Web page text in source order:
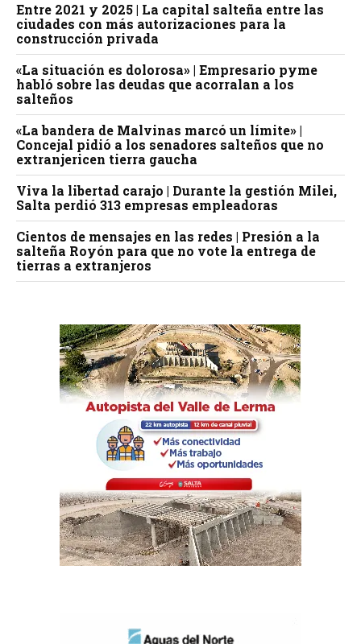
Entre 2021 y 2025 | La capital salteña entre las
ciudades con más autorizaciones para la
construcción privada
«La situación es dolorosa» | Empresario pyme
habló sobre las deudas que acorralan a los
salteños
«La bandera de Malvinas marcó un límite» |
Concejal pidió a los senadores salteños que no
extranjericen tierra gaucha
Viva la libertad carajo | Durante la gestión Milei,
Salta perdió 313 empresas empleadoras
Cientos de mensajes en las redes | Presión a la
salteña Royón para que no vote la entrega de
tierras a extranjeros